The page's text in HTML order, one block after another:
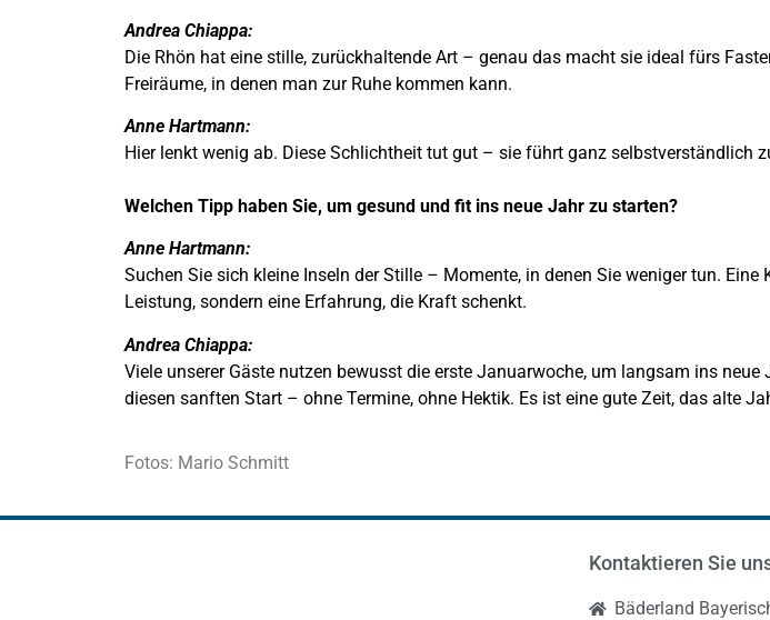
Andrea Chiappa:
Die Rhön hat eine stille, zurückhaltende Art – genau das macht sie ideal fürs
Freiräume, in denen man zur Ruhe kommen kann.
Anne Hartmann:
Hier lenkt wenig ab. Diese Schlichtheit tut gut – sie führt ganz selbstverständlich
Welchen Tipp haben Sie, um gesund und fit ins neue Jahr zu starten?
Anne Hartmann:
Suchen Sie sich kleine Inseln der Stille – Momente, in denen Sie weniger tun.
Leistung, sondern eine Erfahrung, die Kraft schenkt.
Andrea Chiappa:
Viele unserer Gäste nutzen bewusst die erste Januarwoche, um langsam ins
diesen sanften Start – ohne Termine, ohne Hektik. Es ist eine gute Zeit, das alte
Fotos: Mario Schmitt
Kontaktieren Sie
Bäderland